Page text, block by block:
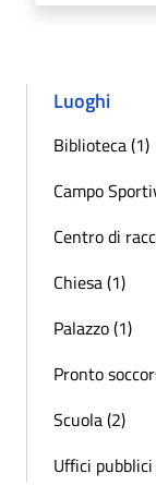
Luoghi
Biblioteca (1)
Campo
Centro di
Chiesa (1)
Palazzo (1)
Pronto
Scuola (2)
Uffici pubblici